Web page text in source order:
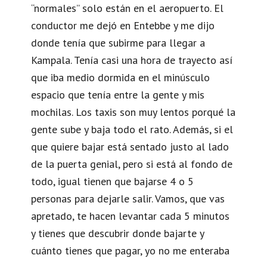
“normales” solo están en el aeropuerto. El
conductor me dejó en Entebbe y me dijo
donde tenía que subirme para llegar a
Kampala. Tenía casi una hora de trayecto así
que iba medio dormida en el minúsculo
espacio que tenía entre la gente y mis
mochilas. Los taxis son muy lentos porqué la
gente sube y baja todo el rato. Además, si el
que quiere bajar está sentado justo al lado
de la puerta genial, pero si está al fondo de
todo, igual tienen que bajarse 4 o 5
personas para dejarle salir. Vamos, que vas
apretado, te hacen levantar cada 5 minutos
y tienes que descubrir donde bajarte y
cuánto tienes que pagar, yo no me enteraba